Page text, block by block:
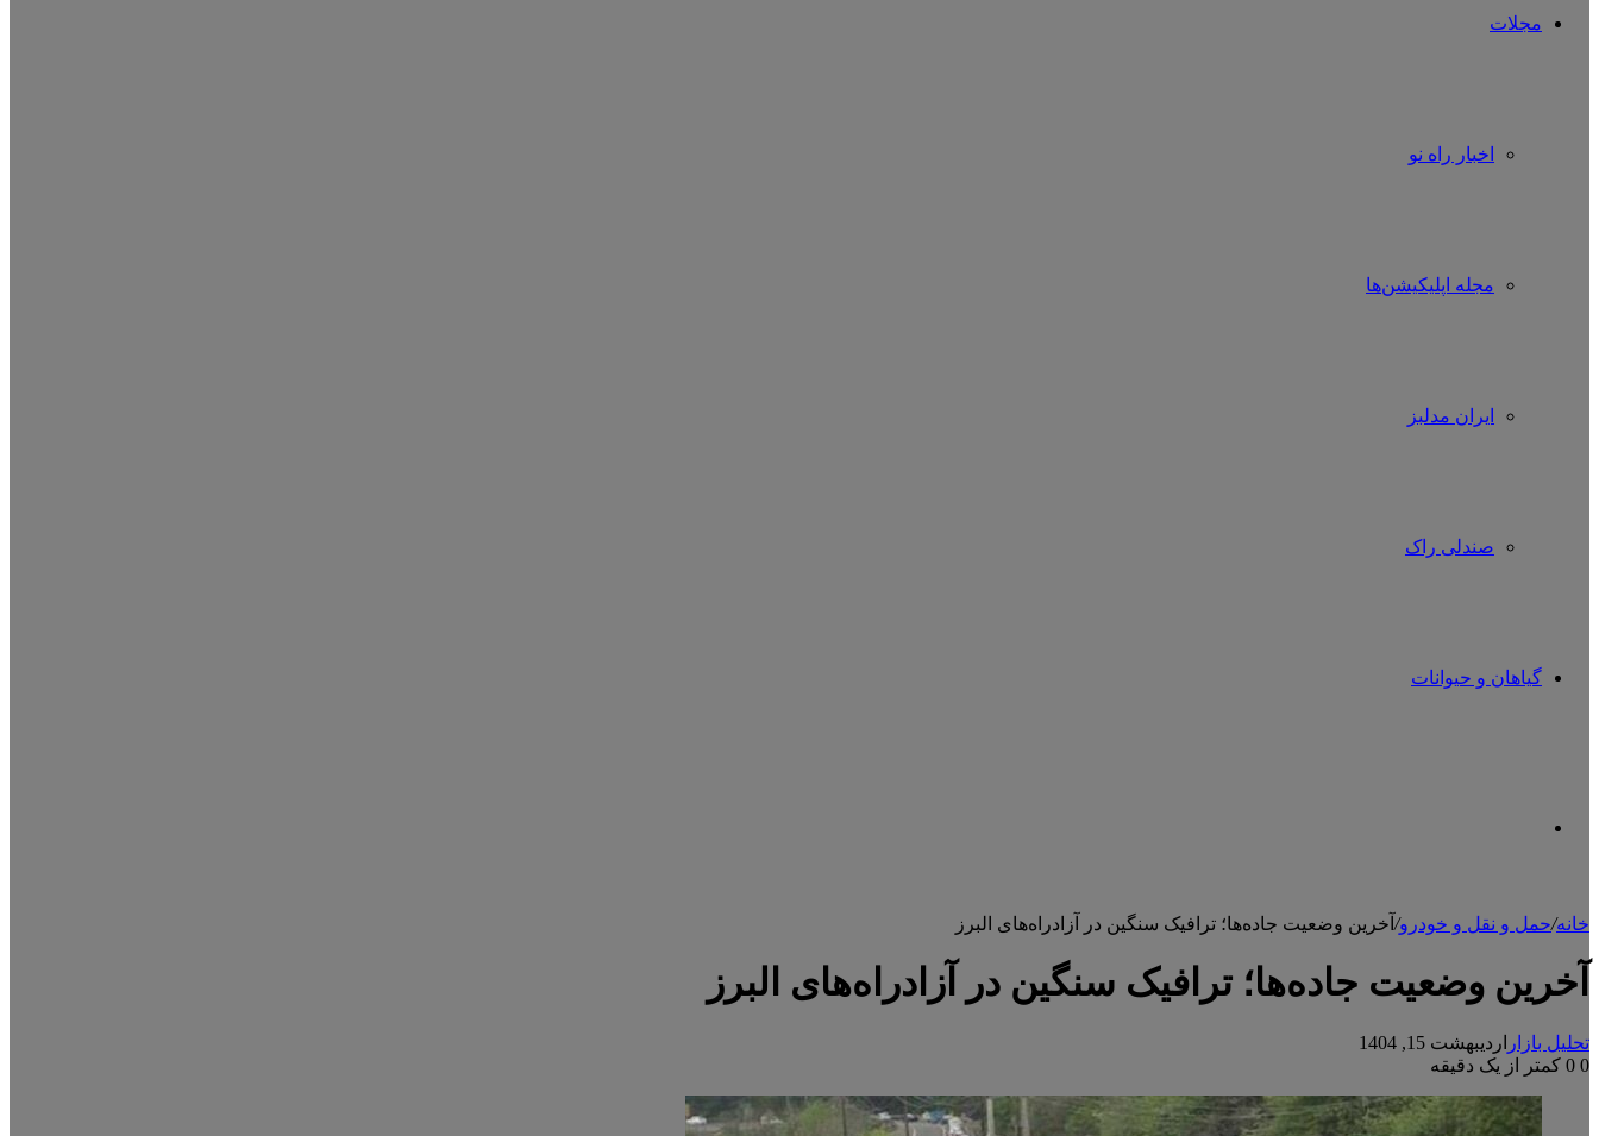
مجلات
اخبار راه نو
مجله اپلیکیشن‌ها
ایران مدلبز
صندلی راک
گیاهان و حیوانات
خانه/حمل و نقل و خودرو/ آخرین وضعیت جاده‌ها؛ ترافیک سنگین در آزادراه‌های البرز
آخرین وضعیت جاده‌ها؛ ترافیک سنگین در آزادراه‌های البرز
تحلیل بازار اردیبهشت 15, 1404
0
کمتر از یک دقیقه